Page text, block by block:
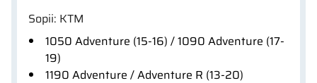
Sopii: KTM
1050 Adventure (15-16) / 1090 Adventure (17-
19)
1190 Adventure / Adventure R (13-20)